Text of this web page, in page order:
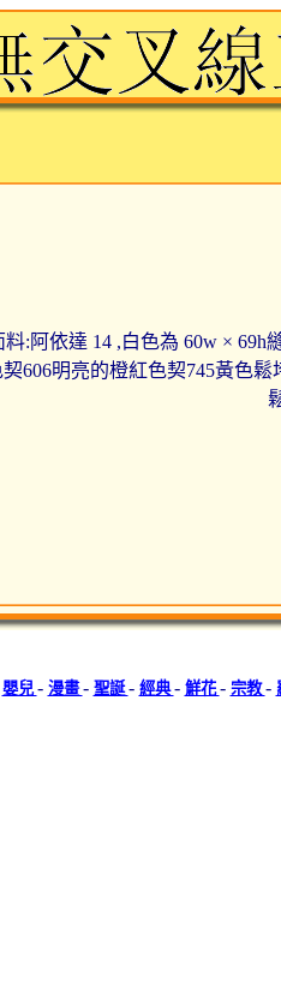
料:阿依達 14 ,白色為 60w × 69h
606明亮的橙紅色契745黃色
嬰兒- 漫畫- 聖誕- 經典- 鮮花- 宗教-